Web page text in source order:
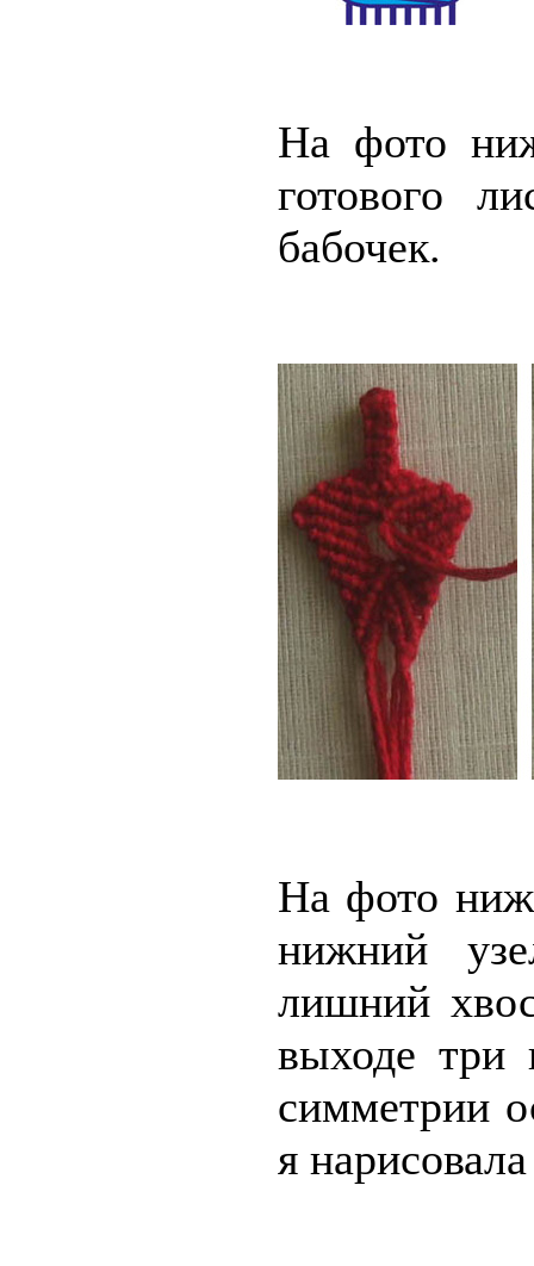
На фото
готового
бабочек.
На фото
нижний
лишний
выходе три
симметрии
я